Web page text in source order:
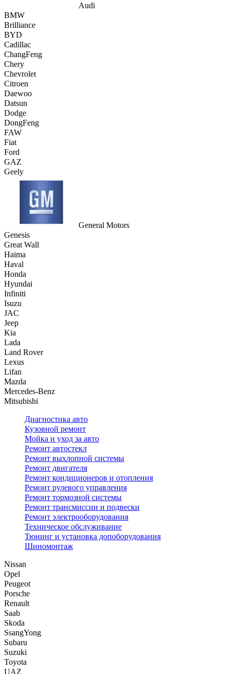
Audi
BMW
Brilliance
BYD
Cadillac
ChangFeng
Chery
Chevrolet
Citroen
Daewoo
Datsun
Dodge
DongFeng
FAW
Fiat
Ford
GAZ
Geely
General Motors
Genesis
Great Wall
Haima
Haval
Honda
Hyundai
Infiniti
Isuzu
JAC
Jeep
Kia
Lada
Land Rover
Lexus
Lifan
Mazda
Mercedes-Benz
Mitsubishi
Диагностика авто
Кузовной ремонт
Мойка и уход за авто
Ремонт автостекл
Ремонт выхлопной системы
Ремонт двигателя
Ремонт кондиционеров и отопления
Ремонт рулевого управления
Ремонт тормозной системы
Ремонт трансмиссии и подвески
Ремонт электрооборудования
Техническое обслуживание
Тюнинг и установка допоборудования
Шиномонтаж
Nissan
Opel
Peugeot
Porsche
Renault
Saab
Skoda
SsangYong
Subaru
Suzuki
Toyota
UAZ